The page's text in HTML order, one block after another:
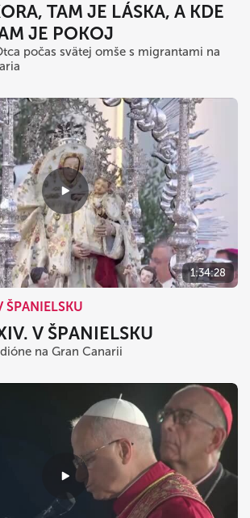
TAM JE LÁSKA, A KDE
JE POKOJ
počas svätej omše s migrantami na
1:34:28
ŠPANIELSKU
V ŠPANIELSKU
na Gran Canarii